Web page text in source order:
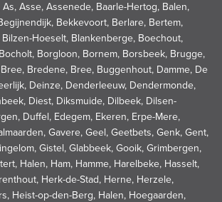
Asse, Assenede, Baarle-Hertog, Balen,
Bekkevoort, Berlare, Bertem,
Hoeselt, Blankenberge, Boechout,
Borgloon, Bornem, Borsbeek, Brugge,
Bredene, Bree, Buggenhout, Damme, De
Deinze, Denderleeuw, Dendermonde,
Diest, Diksmuide, Dilbeek, Dilsen-
Duffel, Edegem, Ekeren, Erpe-Mere,
Gavere, Geel, Geetbets, Genk, Gent,
Gistel, Glabbeek, Gooik, Grimbergen,
Halen, Ham, Hamme, Harelbeke, Hasselt,
Herk-de-Stad, Herne, Herzele,
Heist-op-den-Berg, Halen, Hoegaarden,